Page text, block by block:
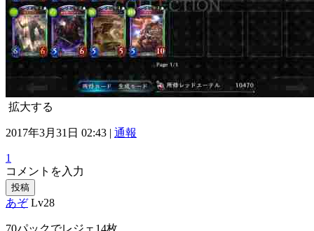
拡大する
2017年3月31日 02:43 | 通報
1
コメントを入力
投稿
あぞ Lv28
70パックでレジェ14枚